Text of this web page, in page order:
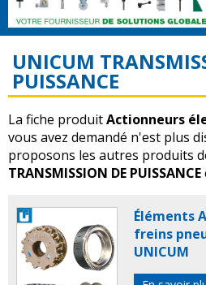
UNICUM
PUISSANCE
La fiche produitActionneurs
vous avez demandé n'est plus
proposons les autres produits
TRANSMISSION DE PUISSANCE
Éléments
freins
UNICUM